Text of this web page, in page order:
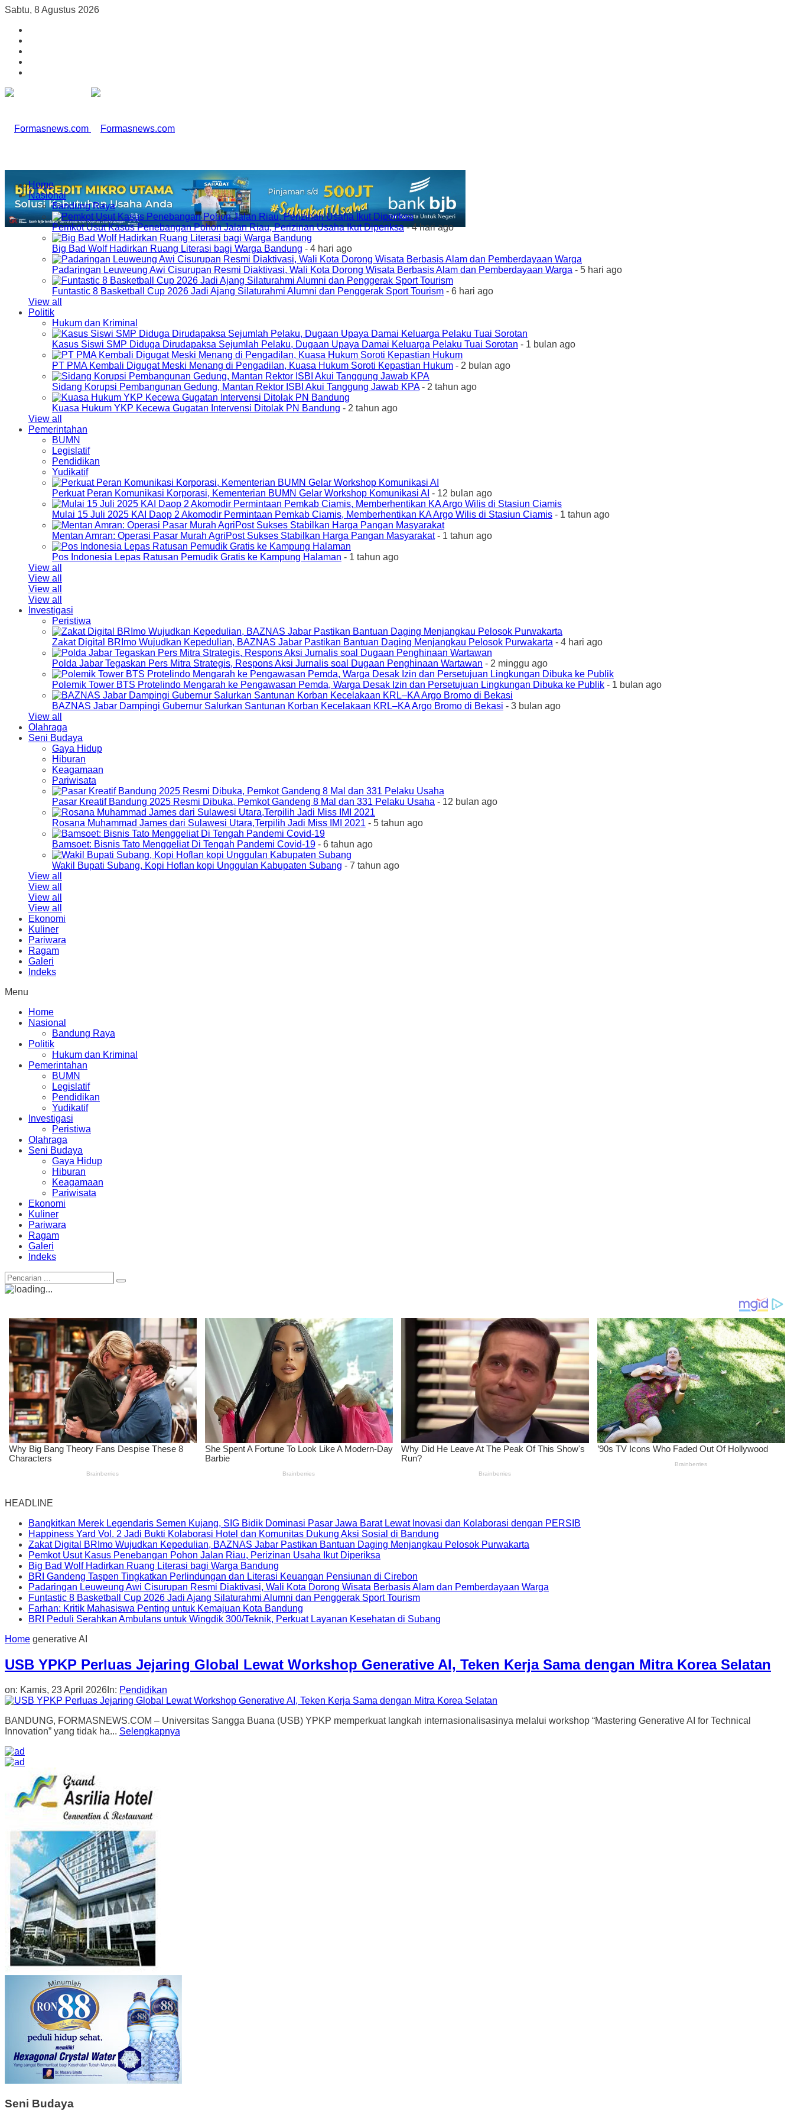
Sabtu, 8 Agustus 2026
Home
Nasional
Bandung Raya
Pemkot Usut Kasus Penebangan Pohon Jalan Riau, Perizinan Usaha Ikut Diperiksa- 4 hari ago
Big Bad Wolf Hadirkan Ruang Literasi bagi Warga Bandung - 4 hari ago
Padaringan Leuweung Awi Cisurupan Resmi Diaktivasi, Wali Kota Dorong Wisata Berbasis Alam dan Pemberdayaan Warga - 5 hari ago
Funtastic 8 Basketball Cup 2026 Jadi Ajang Silaturahmi Alumni dan Penggerak Sport Tourism - 6 hari ago
View all
Politik
Hukum dan Kriminal
Kasus Siswi SMP Diduga Dirudapaksa Sejumlah Pelaku, Dugaan Upaya Damai Keluarga Pelaku Tuai Sorotan - 1 bulan ago
PT PMA Kembali Digugat Meski Menang di Pengadilan, Kuasa Hukum Soroti Kepastian Hukum - 2 bulan ago
Sidang Korupsi Pembangunan Gedung, Mantan Rektor ISBI Akui Tanggung Jawab KPA- 2 tahun ago
Kuasa Hukum YKP Kecewa Gugatan Intervensi Ditolak PN Bandung - 2 tahun ago
View all
Pemerintahan
BUMN
Legislatif
Pendidikan
Yudikatif
Perkuat Peran Komunikasi Korporasi, Kementerian BUMN Gelar Workshop Komunikasi AI - 12 bulan ago
Mulai 15 Juli 2025 KAI Daop 2 Akomodir Permintaan Pemkab Ciamis, Memberhentikan KA Argo Wilis di Stasiun Ciamis - 1 tahun ago
Mentan Amran: Operasi Pasar Murah AgriPost Sukses Stabilkan Harga Pangan Masyarakat- 1 tahun ago
Pos Indonesia Lepas Ratusan Pemudik Gratis ke Kampung Halaman - 1 tahun ago
View all
View all
View all
View all
Investigasi
Peristiwa
Zakat Digital BRImo Wujudkan Kepedulian, BAZNAS Jabar Pastikan Bantuan Daging Menjangkau Pelosok Purwakarta - 4 hari ago
Polda Jabar Tegaskan Pers Mitra Strategis, Respons Aksi Jurnalis soal Dugaan Penghinaan Wartawan - 2 minggu ago
Polemik Tower BTS Protelindo Mengarah ke Pengawasan Pemda, Warga Desak Izin dan Persetujuan Lingkungan Dibuka ke Publik - 1 bulan ago
BAZNAS Jabar Dampingi Gubernur Salurkan Santunan Korban Kecelakaan KRL–KA Argo Bromo di Bekasi - 3 bulan ago
View all
Olahraga
Seni Budaya
Gaya Hidup
Hiburan
Keagamaan
Pariwisata
Pasar Kreatif Bandung 2025 Resmi Dibuka, Pemkot Gandeng 8 Mal dan 331 Pelaku Usaha - 12 bulan ago
Rosana Muhammad James dari Sulawesi Utara,Terpilih Jadi Miss IMI 2021 - 5 tahun ago
Bamsoet: Bisnis Tato Menggeliat Di Tengah Pandemi Covid-19 - 6 tahun ago
Wakil Bupati Subang, Kopi Hoflan kopi Unggulan Kabupaten Subang - 7 tahun ago
View all
View all
View all
View all
Ekonomi
Kuliner
Pariwara
Ragam
Galeri
Indeks
Menu
Home
Nasional
Bandung Raya
Politik
Hukum dan Kriminal
Pemerintahan
BUMN
Legislatif
Pendidikan
Yudikatif
Investigasi
Peristiwa
Olahraga
Seni Budaya
Gaya Hidup
Hiburan
Keagamaan
Pariwisata
Ekonomi
Kuliner
Pariwara
Ragam
Galeri
Indeks
HEADLINE
Bangkitkan Merek Legendaris Semen Kujang, SIG Bidik Dominasi Pasar Jawa Barat Lewat Inovasi dan Kolaborasi dengan PERSIB
Happiness Yard Vol. 2 Jadi Bukti Kolaborasi Hotel dan Komunitas Dukung Aksi Sosial di Bandung
Zakat Digital BRImo Wujudkan Kepedulian, BAZNAS Jabar Pastikan Bantuan Daging Menjangkau Pelosok Purwakarta
Pemkot Usut Kasus Penebangan Pohon Jalan Riau, Perizinan Usaha Ikut Diperiksa
Big Bad Wolf Hadirkan Ruang Literasi bagi Warga Bandung
BRI Gandeng Taspen Tingkatkan Perlindungan dan Literasi Keuangan Pensiunan di Cirebon
Padaringan Leuweung Awi Cisurupan Resmi Diaktivasi, Wali Kota Dorong Wisata Berbasis Alam dan Pemberdayaan Warga
Funtastic 8 Basketball Cup 2026 Jadi Ajang Silaturahmi Alumni dan Penggerak Sport Tourism
Farhan: Kritik Mahasiswa Penting untuk Kemajuan Kota Bandung
BRI Peduli Serahkan Ambulans untuk Wingdik 300/Teknik, Perkuat Layanan Kesehatan di Subang
Home generative AI
USB YPKP Perluas Jejaring Global Lewat Workshop Generative AI, Teken Kerja Sama dengan Mitra Korea Selatan
on: Kamis, 23 April 2026 In: Pendidikan
BANDUNG, FORMASNEWS.COM – Universitas Sangga Buana (USB) YPKP memperkuat langkah internasionalisasinya melalui workshop “Mastering Generative AI for Technical
Innovation” yang tidak ha... Selengkapnya
Seni Budaya